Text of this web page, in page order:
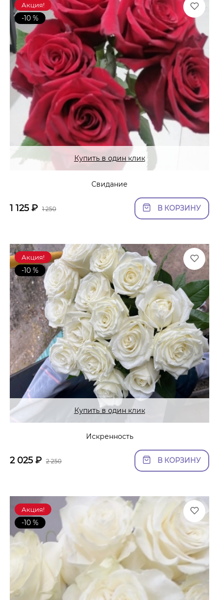
Акция!
-10 %
Купить в один клик
Свидание
1 125₽ 1 250 В КОРЗИНУ
Акция!
-10 %
Купить в один клик
Искренность
2 025₽ 2 250 В КОРЗИНУ
Акция!
-10 %